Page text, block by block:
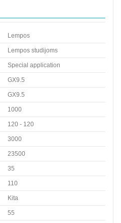
Lempos
Lempos studijoms
Special application
GX9.5
GX9.5
1000
120 - 120
3000
23500
35
110
Kita
55